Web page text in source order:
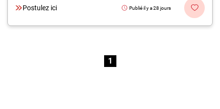
Postulez ici Publié il y a 28 jours
1